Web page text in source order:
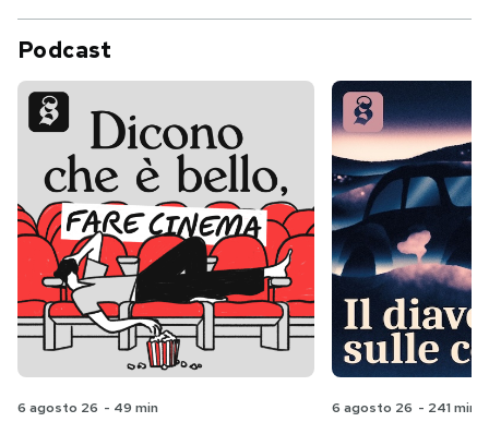
Podcast
6 agosto 26 - 49 min 6 agosto 26 - 241 min